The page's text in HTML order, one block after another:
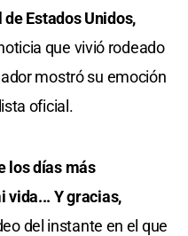
Estados Unidos,
que vivió rodeado
mostró su emoción
oficial.
los días más
vida... Y gracias,
del instante en el que